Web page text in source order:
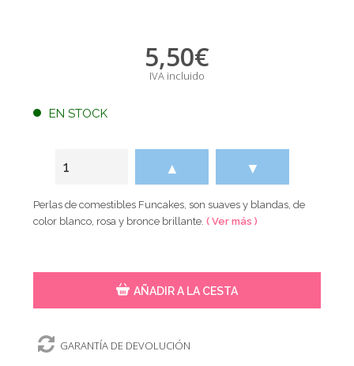
5,50€
IVA incluido
EN STOCK
▲ ▼
Perlas de comestibles Funcakes, son suaves y blandas, de
color blanco, rosa y bronce brillante.( Ver más )
AÑADIR A LA CESTA
GARANTÍA DE DEVOLUCIÓN